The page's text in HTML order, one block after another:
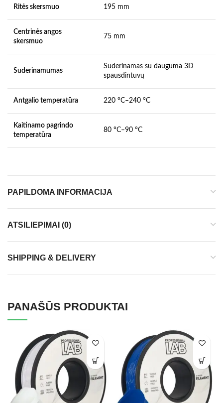
Ritės skersmuo 195 mm
Centrinės angos
skersmuo
75 mm
Suderinamumas
Suderinamas su dauguma 3D
spausdintuvų
Antgalio temperatūra 220 °C–240 °C
Kaitinamo pagrindo
temperatūra
80 °C–90 °C
PAPILDOMA INFORMACIJA
ATSILIEPIMAI (0)
SHIPPING & DELIVERY
PANAŠŪS PRODUKTAI